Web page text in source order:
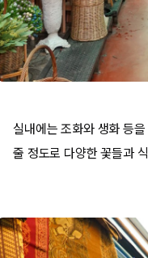
실내에는 조화와 생화 등
줄 정도로 다양한 꽃들과